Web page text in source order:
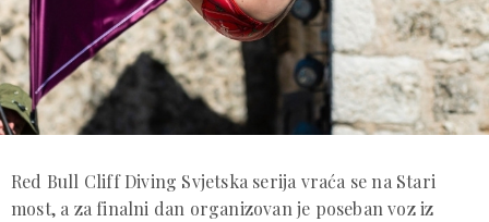
Red Bull Cliff Diving Svjetska serija vraća se na Stari
most, a za finalni dan organizovan je poseban voz iz